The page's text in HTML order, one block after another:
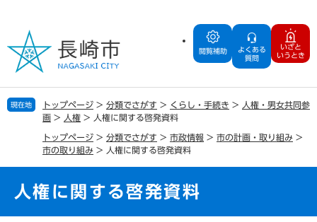
の
で
す
ー
ば
し
閲覧補助
よくある
質問
いざと
いうとき
現在地 トップページ > 分類でさがす > くらし・手続き >
人権・男女共同参
画 > 人権 > 人権に関する啓発資料
トップページ > 分類でさがす > 市政情報 > 市の計画・取り組み >
市の取り組み > 人権に関する啓発資料
人権に関する啓発資料